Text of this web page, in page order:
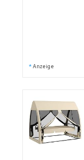
* Anzeige